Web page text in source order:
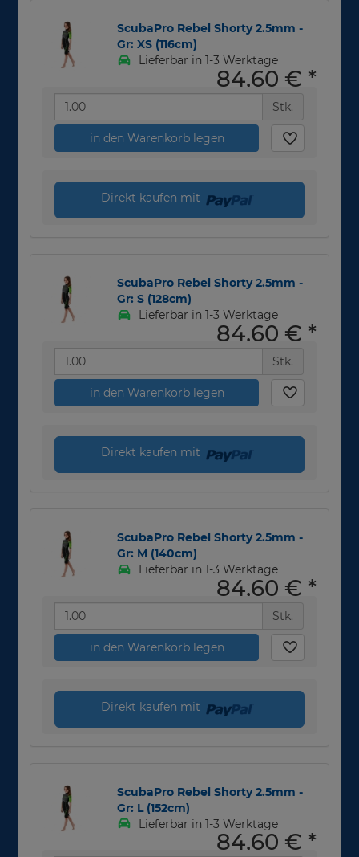
ScubaPro Rebel Shorty 2.5mm -
Gr: XS (116cm)
Lieferbar in 1-3 Werktage
84,60 € *
Stk.
in den Warenkorb legen
Direkt kaufen mit
ScubaPro Rebel Shorty 2.5mm -
Gr: S (128cm)
Lieferbar in 1-3 Werktage
84,60 € *
Stk.
in den Warenkorb legen
Direkt kaufen mit
ScubaPro Rebel Shorty 2.5mm -
Gr: M (140cm)
Lieferbar in 1-3 Werktage
84,60 € *
Stk.
in den Warenkorb legen
Direkt kaufen mit
ScubaPro Rebel Shorty 2.5mm -
Gr: L (152cm)
Lieferbar in 1-3 Werktage
84,60 € *